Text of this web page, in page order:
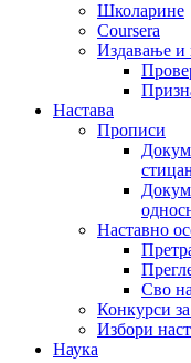
Школарине
Coursera
Издавање и
Настава
Прописи
Наставно
Сво
Конкурси
Избори
Наука